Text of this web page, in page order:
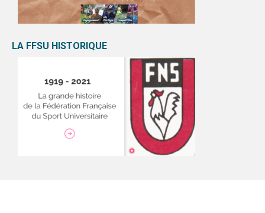
LA FFSU HISTORIQUE